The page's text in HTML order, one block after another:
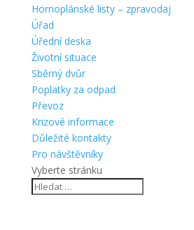
Hornoplánské listy – zpravodaj
Úřad
Úřední deska
Životní situace
Sběrný dvůr
Poplatky za odpad
Převoz
Krizové informace
Důležité kontakty
Pro návštěvníky
Vyberte stránku